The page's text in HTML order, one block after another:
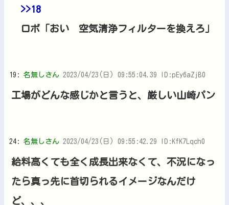
>>18
ロボ「おい 空気清浄フィルターを換えろ」
19: 名無しさん 2023/04/23(日) 09:55:04.39 ID:pEy6aZjB0
工場がどんな感じかと言うと、厳しい山崎パン
24: 名無しさん 2023/04/23(日) 09:55:42.29 ID:KfK7Lqch0
給料高くても全く成長出来なくて、不況になっ
たら真っ先に首切られるイメージなんだけ
ど、、、